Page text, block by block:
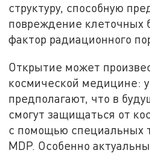
структуру, способную
повреждение клеточных
фактор радиационного
Открытие может
космической медицине:
предполагают, что в
смогут защищаться от
с помощью специальных
MDP. Особенно